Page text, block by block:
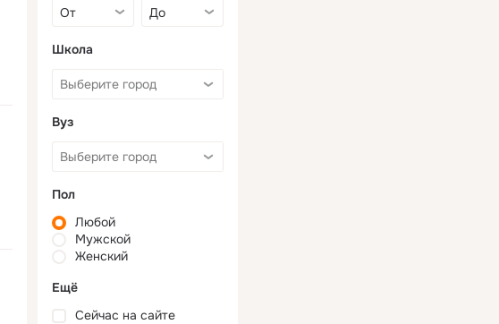
Школа
Вуз
Пол
Любой
Мужской
Женский
Ещё
Сейчас на сайте